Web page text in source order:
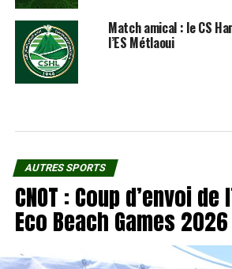
Match amical : le CS
l’ES Métlaoui
AUTRES SPORTS
CNOT : Coup d’envoi de
Eco Beach Games 2026